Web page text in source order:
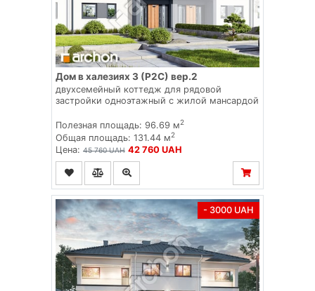
Дом в халезиях 3 (Р2С) вер.2
двухсемейный коттедж для рядовой
застройки одноэтажный с жилой мансардой
Полезная площадь: 96.69 м2
Общая площадь: 131.44 м2
Цена: 45 760 UAH 42 760 UAH
- 3000 UAH